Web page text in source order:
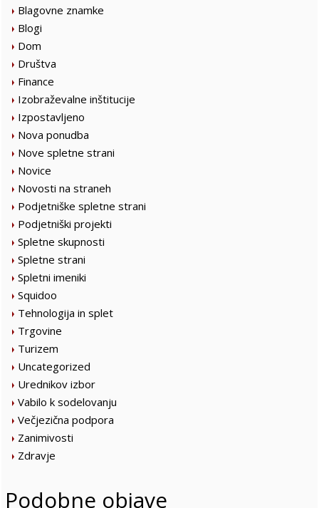
Blagovne znamke
Blogi
Dom
Društva
Finance
Izobraževalne inštitucije
Izpostavljeno
Nova ponudba
Nove spletne strani
Novice
Novosti na straneh
Podjetniške spletne strani
Podjetniški projekti
Spletne skupnosti
Spletne strani
Spletni imeniki
Squidoo
Tehnologija in splet
Trgovine
Turizem
Uncategorized
Urednikov izbor
Vabilo k sodelovanju
Večjezična podpora
Zanimivosti
Zdravje
Podobne objave